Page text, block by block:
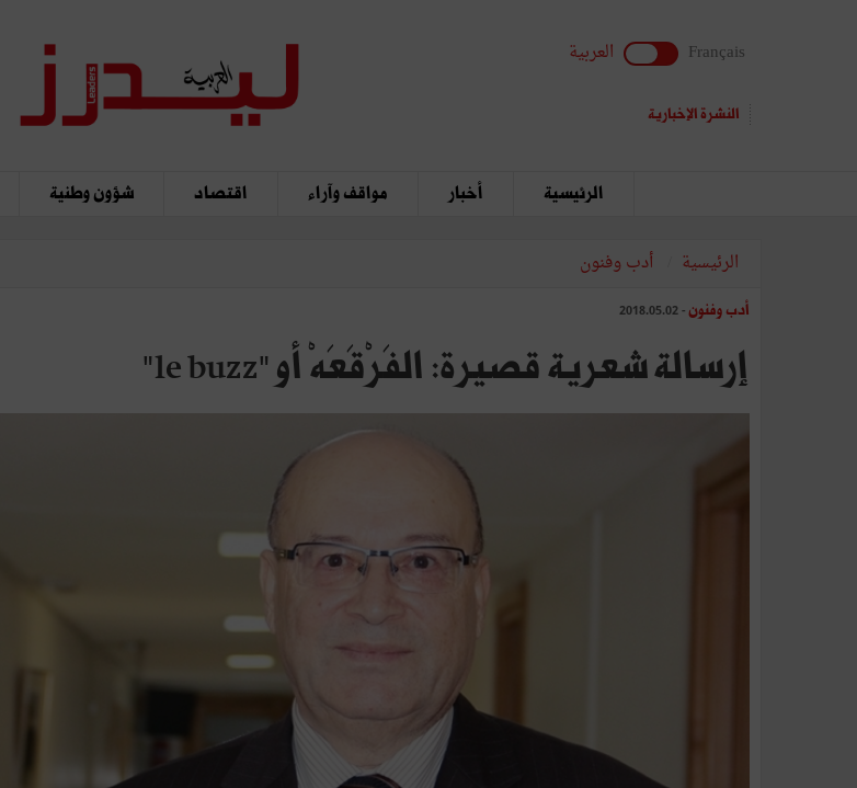
Français العربية
النشرة الإخبارية
الرئيسية أخبار مواقف وآراء اقتصاد شؤون وطنية
الرئيسية أدب وفنون
أدب وفنون - 2018.05.02
إرسالة شعرية قصيرة: الفَرْقَعَهْ أو "le buzz"